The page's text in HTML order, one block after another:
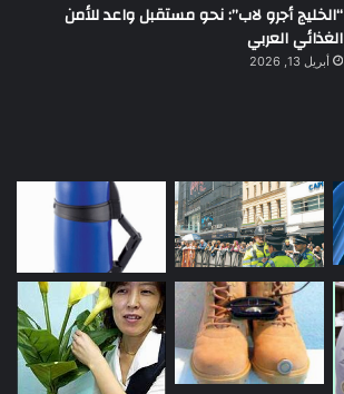
“الخليج أجرو لاب”: نحو مستقبل واعد للأمن
الغذائي العربي
أبريل 13, 2026